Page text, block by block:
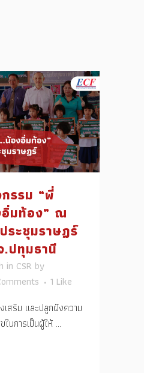
รรม “พี่
มท้อง” ณ
ระชุมราษฏร์
.ปทุมธานี
in CSR by
1 Like
สริม และปลูกฝังความ
นการเป็นผู้ให้ ...